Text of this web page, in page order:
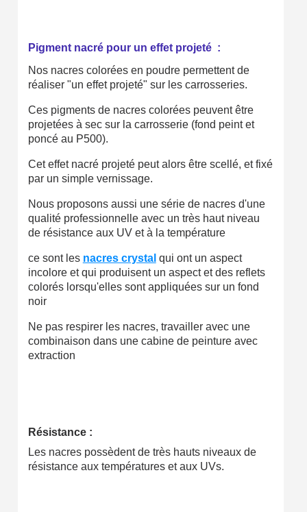
Pigment nacré pour un effet projeté :
Nos nacres colorées en poudre permettent de
réaliser "un effet projeté" sur les carrosseries.
Ces pigments de nacres colorées peuvent être
projetées à sec sur la carrosserie (fond peint et
poncé au P500).
Cet effet nacré projeté peut alors être scellé, et fixé
par un simple vernissage.
Nous proposons aussi une série de nacres d'une
qualité professionnelle avec un très haut niveau
de résistance aux UV et à la température
ce sont les nacres crystal qui ont un aspect
incolore et qui produisent un aspect et des reflets
colorés lorsqu'elles sont appliquées sur un fond
noir
Ne pas respirer les nacres, travailler avec une
combinaison dans une cabine de peinture avec
extraction
Résistance :
Les nacres possèdent de très hauts niveaux de
résistance aux températures et aux UVs.